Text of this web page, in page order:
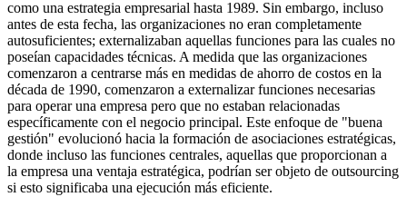
como una estrategia empresarial hasta 1989. Sin embargo, incluso
antes de esta fecha, las organizaciones no eran completamente
autosuficientes; externalizaban aquellas funciones para las cuales no
poseían capacidades técnicas. A medida que las organizaciones
comenzaron a centrarse más en medidas de ahorro de costos en la
década de 1990, comenzaron a externalizar funciones necesarias
para operar una empresa pero que no estaban relacionadas
específicamente con el negocio principal. Este enfoque de "buena
gestión" evolucionó hacia la formación de asociaciones estratégicas,
donde incluso las funciones centrales, aquellas que proporcionan a
la empresa una ventaja estratégica, podrían ser objeto de outsourcing
si esto significaba una ejecución más eficiente.